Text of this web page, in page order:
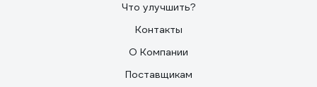
Что улучшить?
Контакты
О Компании
Поставщикам